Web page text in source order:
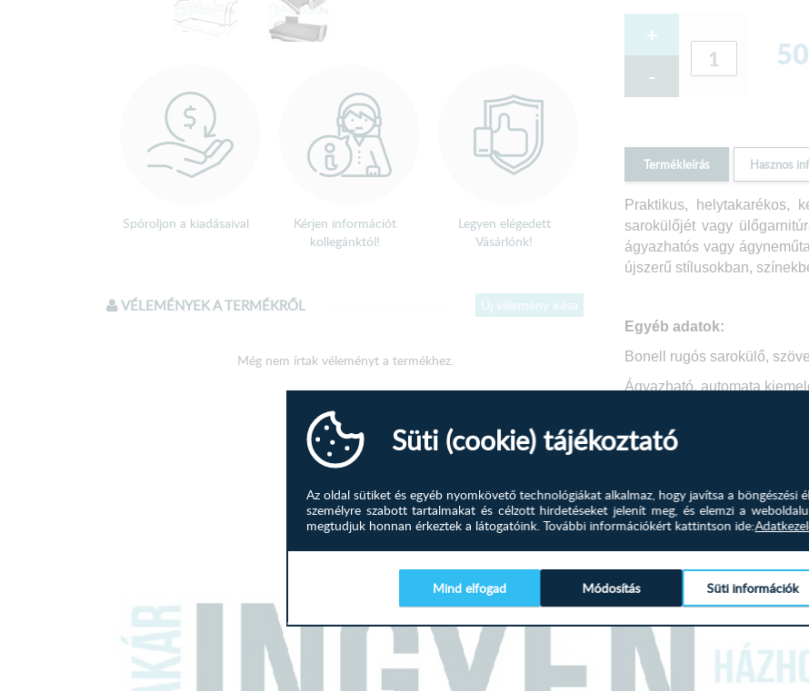
Spóroljon a kiadásaival
Kérjen információt
kollegánktól!
Legyen elégedett
Vásárlónk!
VÉLEMÉNYEK A TERMÉKRŐL Új vélemény írása
Még nem írtak véleményt a termékhez.
+
-
Termékleírás Hasznos
Praktikus, helytakarékos,
sarokülőjét vagy
ágyazhatós vagy
újszerű stílusokban,
Egyéb adatok:
Bonell rugós sarokülő,
Ágyazható, automata
Univerzális kivitelű.
Válaszható színek:
Fehér textilbőr - Szürke
Méretek
Ülőmagasság:
Beülőmélység
Süti (cookie) tájékoztató
Az oldal sütiket és egyéb nyomkövető technológiákat alkalmaz, hogy javítsa a böngészési
személyre szabott tartalmakat és célzott hirdetéseket jelenít meg, és elemzi a
megtudjuk honnan érkeztek a látogatóink. További információkért kattintson ide:
Mind elfogad Módosítás Süti információk